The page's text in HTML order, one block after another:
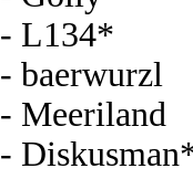
- L134*
- baerwurzl
- Meeriland
-